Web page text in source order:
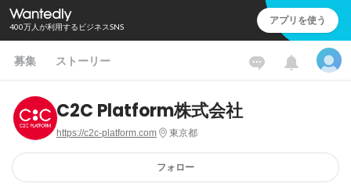
400万人が利用するビジネスSNS アプリを使う
募集 ストーリー
C2C Platform株式会社
https://c2c-platform.com 東京都
フォロー